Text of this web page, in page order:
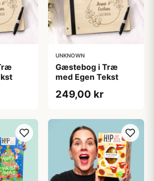
UNKNOWN
Gæstebog i Træ
med Egen Tekst
249,00 kr